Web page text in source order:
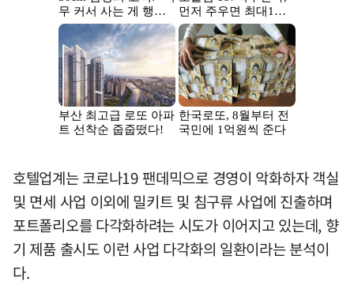
호텔업계는 코로나19 팬데믹으로 경영이 악화하자 객실
및 면세 사업 이외에 밀키트 및 침구류 사업에 진출하며
포트폴리오를 다각화하려는 시도가 이어지고 있는데, 향
기 제품 출시도 이런 사업 다각화의 일환이라는 분석이
다.